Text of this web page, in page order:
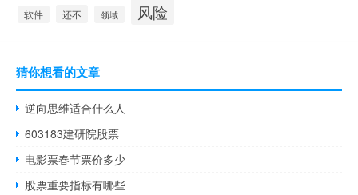
软件 还不 领域 风险
猜你想看的文章
逆向思维适合什么人
603183建研院股票
电影票春节票价多少
股票重要指标有哪些